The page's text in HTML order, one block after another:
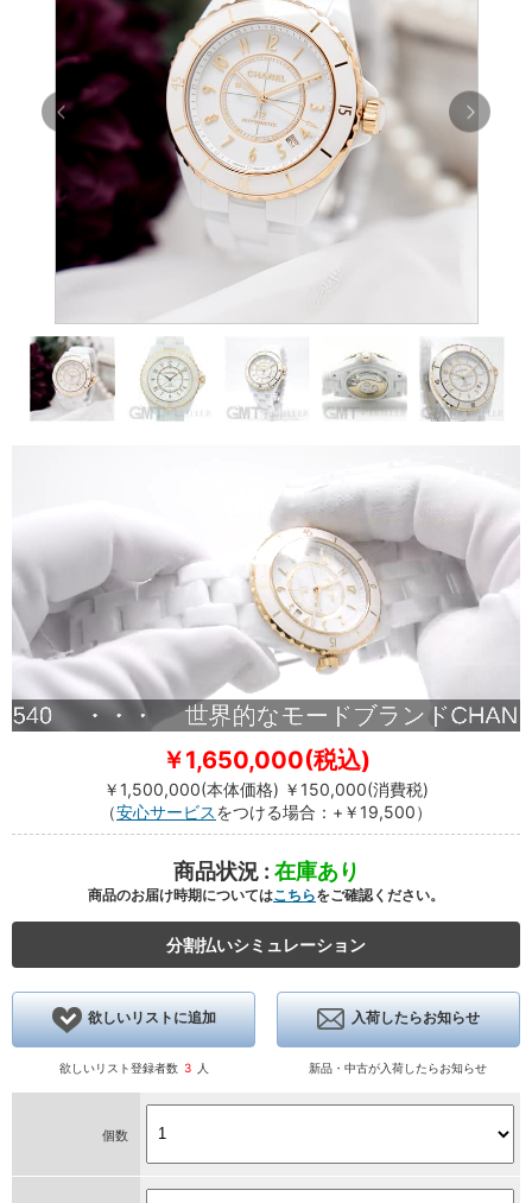
￥1,650,000(税込)
￥1,500,000(本体価格) ￥150,000(消費税)
（安心サービスをつける場合： +￥19,500）
商品状況 : 在庫あり
商品のお届け時期についてはこちらをご確認ください。
分割払いシミュレーション
欲しいリストに追加
欲しいリスト登録者数 3 人
入荷したらお知らせ
新品・中古が入荷したらお知らせ
個数